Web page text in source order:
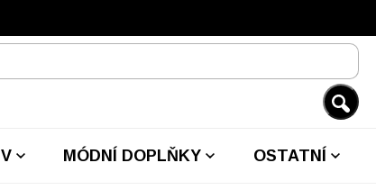
MÓDNÍ DOPLŇKY OSTATNÍ